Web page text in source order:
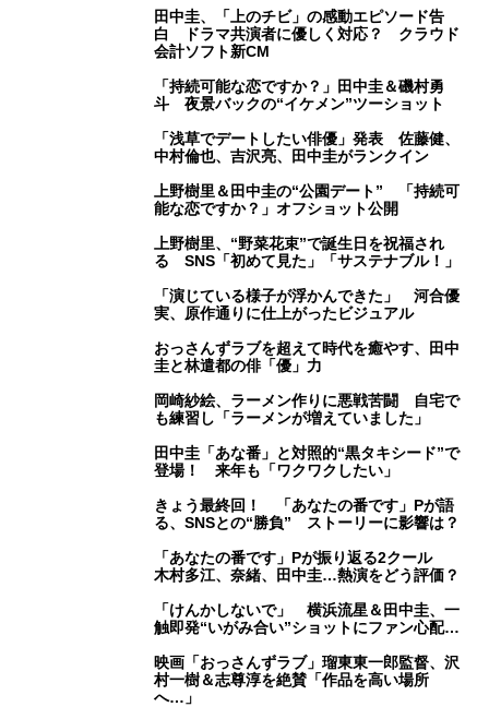
田中圭、「上のチビ」の感動エピソード告
白 ドラマ共演者に優しく対応？ クラウド
会計ソフト新CM
「持続可能な恋ですか？」田中圭＆磯村勇
斗 夜景バックの“イケメン”ツーショット
「浅草でデートしたい俳優」発表 佐藤健、
中村倫也、吉沢亮、田中圭がランクイン
上野樹里＆田中圭の“公園デート” 「持続可
能な恋ですか？」オフショット公開
上野樹里、“野菜花束”で誕生日を祝福され
る SNS「初めて見た」「サステナブル！」
「演じている様子が浮かんできた」 河合優
実、原作通りに仕上がったビジュアル
おっさんずラブを超えて時代を癒やす、田中
圭と林遣都の俳「優」力
岡崎紗絵、ラーメン作りに悪戦苦闘 自宅で
も練習し「ラーメンが増えていました」
田中圭「あな番」と対照的“黒タキシード”で
登場！ 来年も「ワクワクしたい」
きょう最終回！ 「あなたの番です」Pが語
る、SNSとの“勝負” ストーリーに影響は？
「あなたの番です」Pが振り返る2クール
木村多江、奈緒、田中圭…熱演をどう評価？
「けんかしないで」 横浜流星＆田中圭、一
触即発“いがみ合い”ショットにファン心配…
映画「おっさんずラブ」瑠東東一郎監督、沢
村一樹＆志尊淳を絶賛「作品を高い場所
へ…」